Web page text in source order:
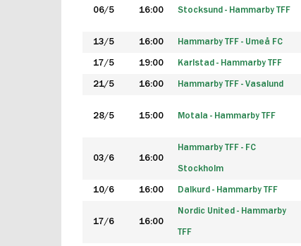
06/5 16:00 Stocksund - Hammarby TFF
13/5 16:00 Hammarby TFF - Umeå FC
17/5 19:00 Karlstad - Hammarby TFF
21/5 16:00 Hammarby TFF - Vasalund
28/5 15:00 Motala - Hammarby TFF
03/6 16:00
Hammarby TFF - FC
Stockholm
10/6 16:00 Dalkurd - Hammarby TFF
17/6 16:00
Nordic United - Hammarby
TFF